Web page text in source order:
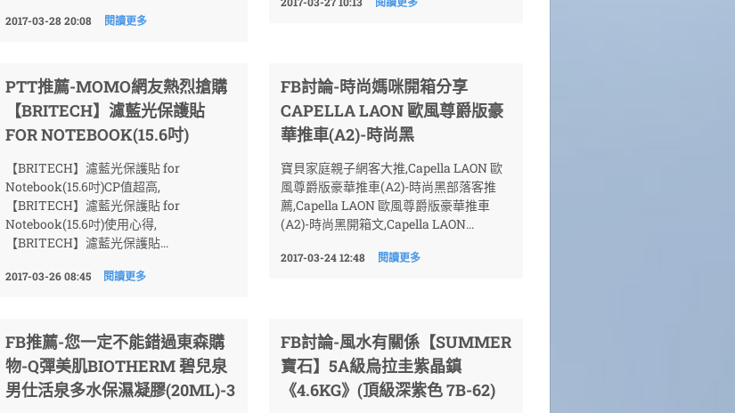
2017-03-28 20:08 閱讀更多
PTT推薦-MOMO網友熱烈搶購
【BRITECH】濾藍光保護貼
FOR NOTEBOOK(15.6吋)
【BRITECH】濾藍光保護貼 for
Notebook(15.6吋)CP值超高,
【BRITECH】濾藍光保護貼 for
Notebook(15.6吋)使用心得,
【BRITECH】濾藍光保護貼...
2017-03-26 08:45 閱讀更多
FB討論-時尚媽咪開箱分享
CAPELLA LAON 歐風尊爵版豪
華推車(A2)-時尚黑
寶貝家庭親子網客大推,Capella LAON 歐
風尊爵版豪華推車(A2)-時尚黑部落客推
薦,Capella LAON 歐風尊爵版豪華推車
(A2)-時尚黑開箱文,Capella LAON...
2017-03-24 12:48 閱讀更多
FB推薦-您一定不能錯過東森購
物-Q彈美肌BIOTHERM 碧兒泉
男仕活泉多水保濕凝膠(20ML)-3
FB討論-風水有關係【SUMMER
寶石】5A級烏拉圭紫晶鎮
《4.6KG》(頂級深紫色 7B-62)